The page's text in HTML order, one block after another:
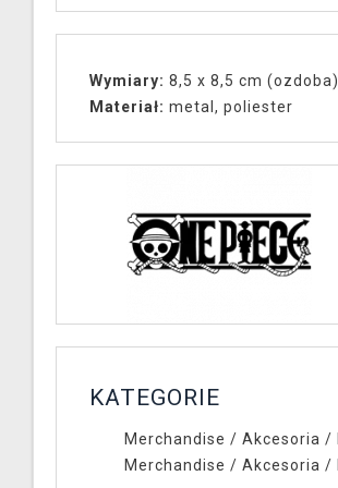
Wymiary: 8,5 x 8,5 cm (ozdoba)
Materiał: metal, poliester
KATEGORIE
Merchandise / Akcesoria /
Merchandise / Akcesoria /